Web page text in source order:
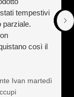
tempestivi
parziale.
così il
Ivan martedì